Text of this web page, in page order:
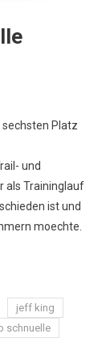
sechsten Platz
und
als Traininglauf
ist und
moechte.
jeff king
schnuelle